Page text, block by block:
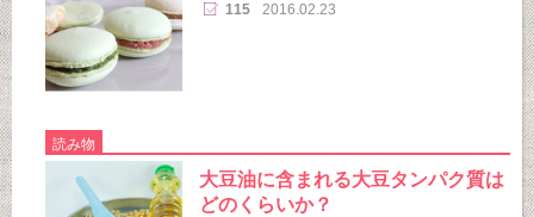
115 2016.02.23
読み物
大豆油に含まれる大豆タンパク質は
どのくらいか？